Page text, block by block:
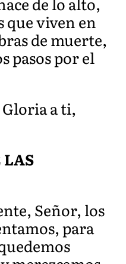
que viven en
de muerte,
pasos por el
a ti,
LAS
Señor, los
para